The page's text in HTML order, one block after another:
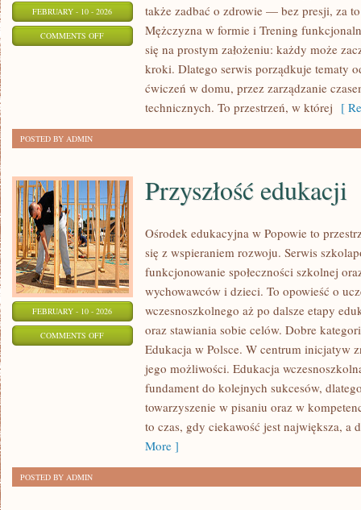
FEBRUARY - 10 - 2026
COMMENTS OFFON
ODCHUDZANIE
także zadbać o zdrowie — bez presji, za
Mężczyzna w formie i Trening
się na prostym założeniu: każdy może
kroki. Dlatego serwis porządkuje tematy
ćwiczeń w domu, przez zarządzanie
technicznych. To przestrzeń, w której [
POSTED BY ADMIN
FEBRUARY - 10 - 2026
COMMENTS OFFON
PRZYSZŁOŚĆ
Przyszłość edukacji
Ośrodek edukacyjna w Popowie to
się z wspieraniem rozwoju. Serwis
funkcjonowanie społeczności szkolnej
wychowawców i dzieci. To opowieść o
wczesnoszkolnego aż po dalsze etapy
oraz stawiania sobie celów. Dobre
Edukacja w Polsce. W centrum inicjatyw
jego możliwości. Edukacja
fundament do kolejnych sukcesów,
towarzyszenie w pisaniu oraz w
to czas, gdy ciekawość jest największa, a
More ]
POSTED BY ADMIN